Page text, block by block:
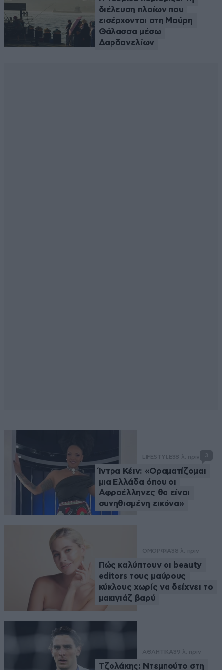
διέλευση πλοίων που
εισέρχονται στη Μαύρη
Θάλασσα μέσω
Δαρδανελίων
LIFESTYLE38 λ. πριν 3
Ίντρα Κέιν: «Οραματίζομαι
μια Ελλάδα όπου οι
Αφροέλληνες θα είναι
συνηθισμένη εικόνα»
ΟΜΟΡΦΙΑ38 λ. πριν
Πώς καλύπτουν οι beauty
editors τους μαύρους
κύκλους χωρίς να δείχνει το
μακιγιάζ βαρύ
ΑΘΛΗΤΙΚΑ39 λ. πριν
Τζολάκης: Ντεμπούτο στη